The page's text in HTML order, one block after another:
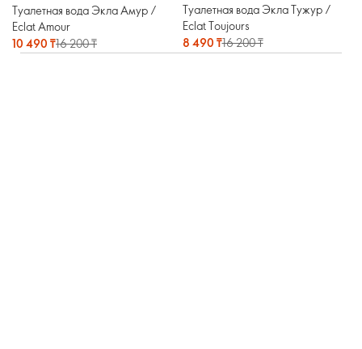
Туалетная вода Экла Амур /
Eclat Amour
10 490 ₸16 200 ₸
Туалетная вода Экла Тужур /
Eclat Toujours
8 490 ₸16 200 ₸